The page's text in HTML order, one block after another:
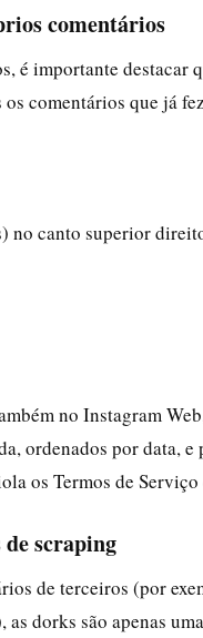
comentários
é importante destacar
comentários que já
no canto superior
no Instagram
ordenados por data,
os Termos de
scraping
de terceiros (por
dorks são apenas